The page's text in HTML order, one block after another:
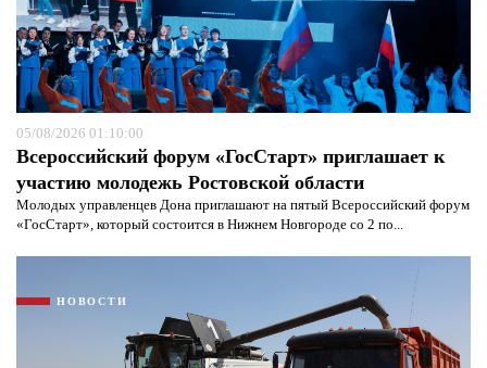
05/08/2026 01:10:00
Всероссийский форум «ГосСтарт» приглашает к
участию молодежь Ростовской области
Молодых управленцев Дона приглашают на пятый Всероссийский форум
«ГосСтарт», который состоится в Нижнем Новгороде со 2 по...
НОВОСТИ